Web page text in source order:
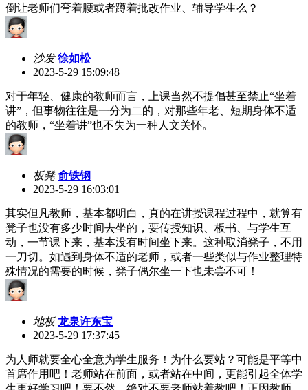
倒让老师们弯着腰或者蹲着批改作业、辅导学生么？
沙发 徐如松
2023-5-29 15:09:48
对于年轻、健康的教师而言，上课当然不提倡甚至禁止“坐着
讲”，但事物往往是一分为二的，对那些年老、短期身体不适
的教师，“坐着讲”也不失为一种人文关怀。
板凳 俞铁钢
2023-5-29 16:03:01
其实但凡教师，基本都明白，真的在讲授课程过程中，就算有
凳子也没有多少时间去坐的，要传授知识、板书、与学生互
动，一节课下来，基本没有时间坐下来。这种取消凳子，不用
一刀切。如遇到身体不适的老师，或者一些类似与作业整理特
殊情况的需要的时候，凳子偶尔坐一下也未尝不可！
地板 龙泉许东宝
2023-5-29 17:37:45
为人师就要全心全意为学生服务！为什么要站？可能是平等中
首席作用吧！老师站在前面，或者站在中间，更能引起全体学